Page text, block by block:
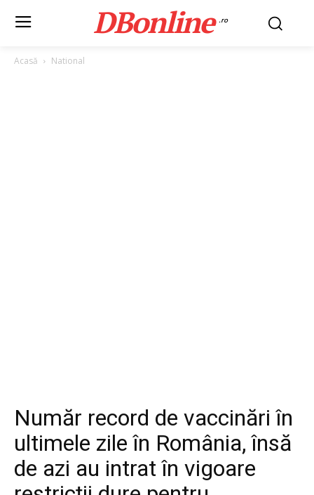
DBonline .ro
Acasă National
Număr record de vaccinări în
ultimele zile în România, însă
de azi au intrat în vigoare